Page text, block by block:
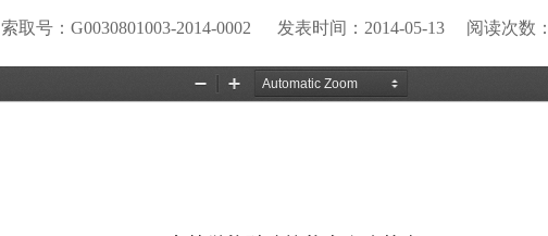
索取号：G0030801003-2014-0002 发表时间：2014-05-13 阅读次数